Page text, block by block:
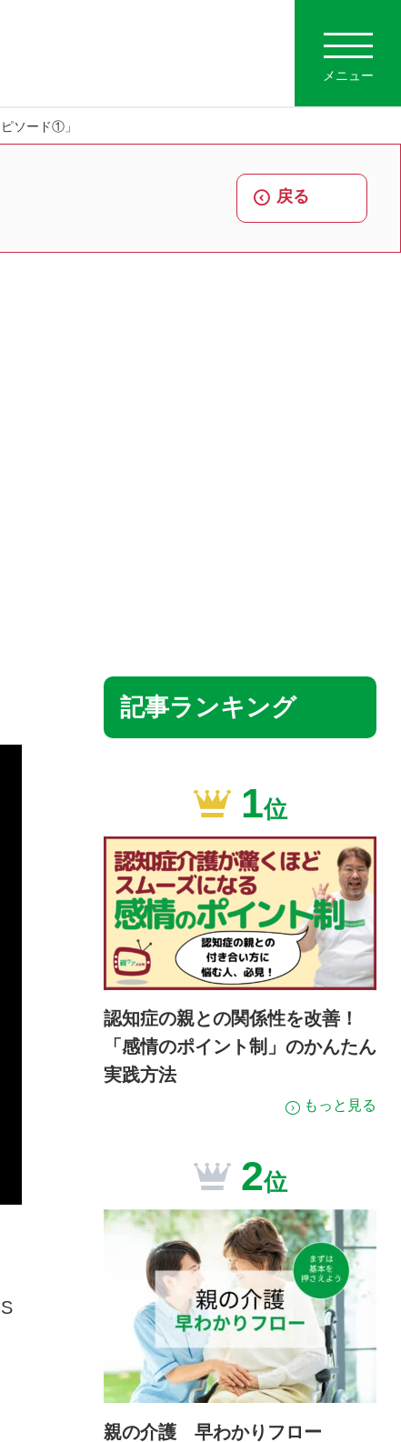
メニュー
ソード①」
戻る
記事ランキング
1位
認知症の親との関係性を改善！
「感情のポイント制」のかんたん
実践方法
もっと見る
2位
親の介護 早わかりフロー